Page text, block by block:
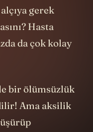
gerek
Hasta
da çok kolay
bir ölümsüzlük
Ama aksilik